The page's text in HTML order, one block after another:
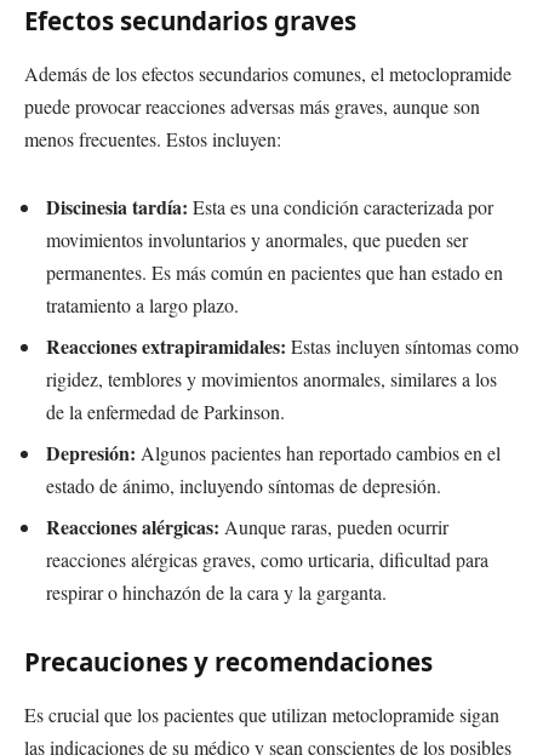
Efectos secundarios graves
Además de los efectos secundarios comunes, el metoclopramide
puede provocar reacciones adversas más graves, aunque son
menos frecuentes. Estos incluyen:
Discinesia tardía: Esta es una condición caracterizada por
movimientos involuntarios y anormales, que pueden ser
permanentes. Es más común en pacientes que han estado en
tratamiento a largo plazo.
Reacciones extrapiramidales: Estas incluyen síntomas como
rigidez, temblores y movimientos anormales, similares a los
de la enfermedad de Parkinson.
Depresión: Algunos pacientes han reportado cambios en el
estado de ánimo, incluyendo síntomas de depresión.
Reacciones alérgicas: Aunque raras, pueden ocurrir
reacciones alérgicas graves, como urticaria, dificultad para
respirar o hinchazón de la cara y la garganta.
Precauciones y recomendaciones
Es crucial que los pacientes que utilizan metoclopramide sigan
las indicaciones de su médico y sean conscientes de los posibles